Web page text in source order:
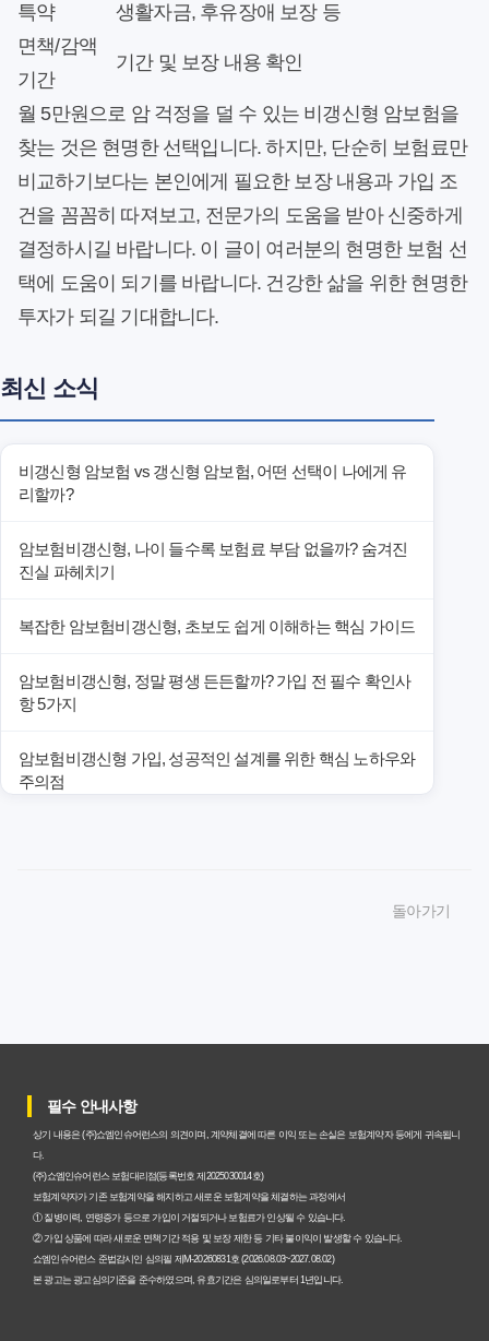
특약
생활자금, 후유장애 보장 등
면책/감액
기간
기간 및 보장 내용 확인
월 5만원으로 암 걱정을 덜 수 있는 비갱신형 암보험을
찾는 것은 현명한 선택입니다. 하지만, 단순히 보험료만
비교하기보다는 본인에게 필요한 보장 내용과 가입 조
건을 꼼꼼히 따져보고, 전문가의 도움을 받아 신중하게
결정하시길 바랍니다. 이 글이 여러분의 현명한 보험 선
택에 도움이 되기를 바랍니다. 건강한 삶을 위한 현명한
투자가 되길 기대합니다.
최신 소식
비갱신형 암보험 vs 갱신형 암보험, 어떤 선택이 나에게 유
리할까?
암보험비갱신형, 나이 들수록 보험료 부담 없을까? 숨겨진
진실 파헤치기
복잡한 암보험비갱신형, 초보도 쉽게 이해하는 핵심 가이드
암보험비갱신형, 정말 평생 든든할까? 가입 전 필수 확인사
항 5가지
암보험비갱신형 가입, 성공적인 설계를 위한 핵심 노하우와
주의점
갱신형 암보험과 비갱신형, 어떤 차이가 있을까? 내게 맞는
암보험비갱신형, 평생 고정 보험료의 숨겨진 가치와 현명한
선택 기준
암보험 비갱신형, 왜 지금 선택해야 할까요? 미래 보험료 걱
정 끝내는 방법
갱신형 vs 비갱신형 암보험, 당신에게 더 유리한 선택은? 완
돌아가기
필수 안내사항
상기 내용은 (주)쇼엠인슈어런스의 의견이며, 계약체결에 따른 이익 또는 손실은 보험계약자 등에게 귀속됩니
다.
(주)쇼엠인슈어런스 보험대리점(등록번호 제2025030014호)
보험계약자가 기존 보험계약을 해지하고 새로운 보험계약을 체결하는 과정에서
① 질병이력, 연령증가 등으로 가입이 거절되거나 보험료가 인상될 수 있습니다.
② 가입 상품에 따라 새로운 면책기간 적용 및 보장 제한 등 기타 불이익이 발생할 수 있습니다.
쇼엠인슈어런스 준법감시인 심의필 제M-20260831호 (2026.08.03~2027.08.02)
본 광고는 광고심의기준을 준수하였으며, 유효기간은 심의일로부터 1년입니다.